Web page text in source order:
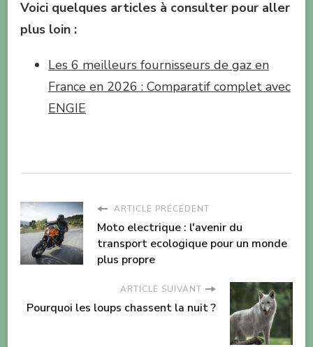
Voici quelques articles à consulter pour aller
plus loin :
Les 6 meilleurs fournisseurs de gaz en
France en 2026 : Comparatif complet avec
ENGIE
ARTICLE PRÉCÉDENT
Moto electrique : l'avenir du
transport ecologique pour un monde
plus propre
ARTICLE SUIVANT
Pourquoi les loups chassent la nuit ?